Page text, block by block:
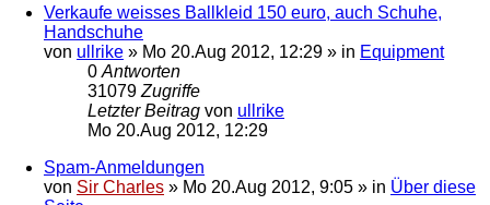
Verkaufe weisses Ballkleid 150 euro, auch Schuhe,
Handschuhe
von ullrike » Mo 20.Aug 2012, 12:29 » in Equipment
0 Antworten
31079 Zugriffe
Letzter Beitrag von ullrike
Mo 20.Aug 2012, 12:29
Spam-Anmeldungen
von Sir Charles » Mo 20.Aug 2012, 9:05 » in Über diese